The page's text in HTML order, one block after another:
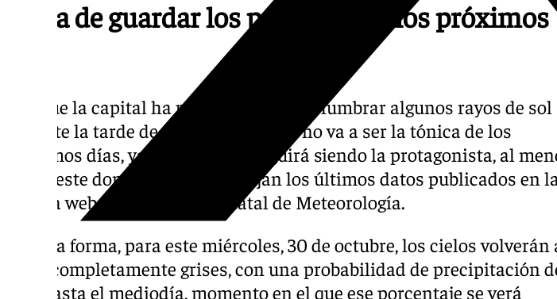
Nada de guardar los paraguas en los próximos
Aunque la capital ha podido incluso vislumbrar algunos rayos de sol
durante la tarde de este viernes, esta no va a ser la tónica de los
próximos días, ya que la lluvia seguirá siendo la protagonista, al
hasta este domingo, según reflejan los últimos datos publicados en
página web de la Agencia Estatal de Meteorología.
De esta forma, para este miércoles, 30 de octubre, los cielos volverán
estar completamente grises, con una probabilidad de precipitación
95% hasta el mediodía, momento en el que ese porcentaje se verá